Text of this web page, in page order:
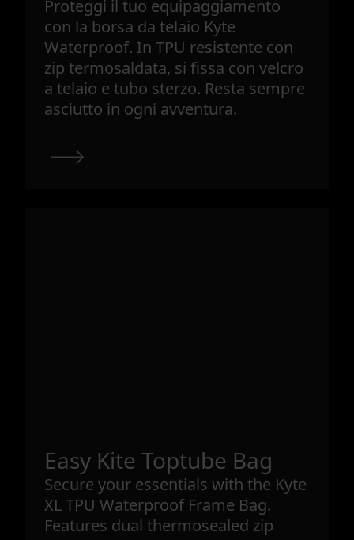
Proteggi il tuo equipaggiamento
con la borsa da telaio Kyte
Waterproof. In TPU resistente con
zip termosaldata, si fissa con velcro
a telaio e tubo sterzo. Resta sempre
asciutto in ogni avventura.
Easy Kite Toptube Bag
Secure your essentials with the Kyte
XL TPU Waterproof Frame Bag.
Features dual thermosealed zip